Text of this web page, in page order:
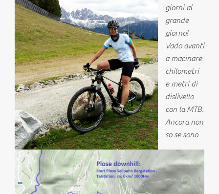
giorni al
grande
giorno!
Vado avanti
a macinare
chilometri
e metri di
dislivello
con la MTB.
Ancora non
so se sono